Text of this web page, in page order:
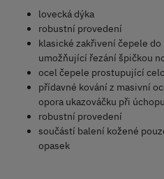
lovecká dýka
robustní provedení
klasické zakřivení čepele
umožňující řezání špičkou
ocel čepele prostupující
přídavné kování z masivní
opora ukazováčku při
robustní provedení
součástí balení kožené
opasek